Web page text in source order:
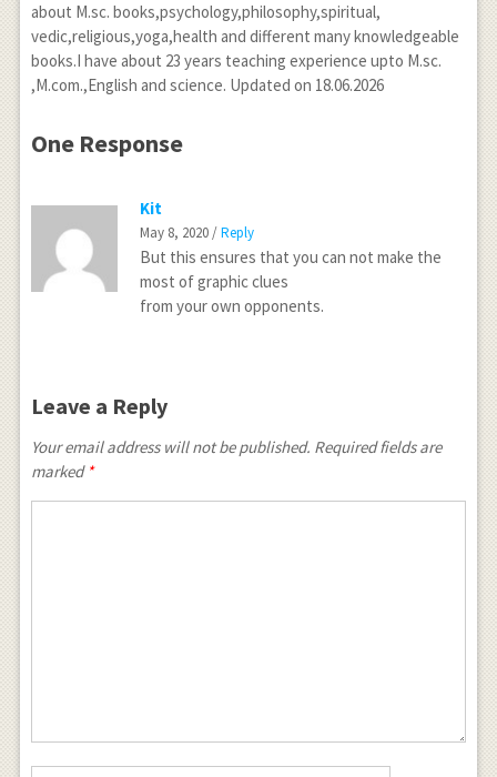
about M.sc. books,psychology,philosophy,spiritual,
vedic,religious,yoga,health and different many knowledgeable
books.I have about 23 years teaching experience upto M.sc.
,M.com.,English and science. Updated on 18.06.2026
One Response
Kit
May 8, 2020 /Reply
But this ensures that you can not make the
most of graphic clues
from your own opponents.
Leave a Reply
Your email address will not be published. Required fields are
marked *